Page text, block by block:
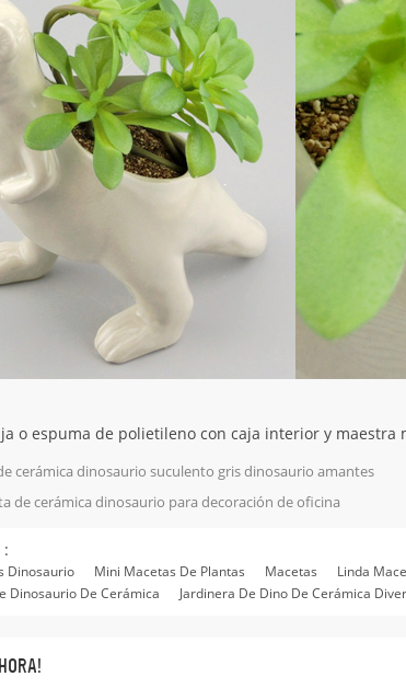
o espuma de polietileno con caja interior y maestra
cerámica dinosaurio suculento gris dinosaurio amantes
de cerámica dinosaurio para decoración de oficina
:
Dinosaurio Mini Macetas De Plantas Macetas
Linda
Dinosaurio De Cerámica
Jardinera De Dino De Cerámica